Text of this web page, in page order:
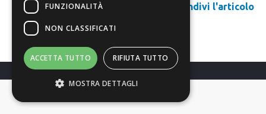
Condivi l'articolo
Richiedi Info
FUNZIONALITÀ
NON CLASSIFICATI
ACCETTA TUTTO RIFIUTA TUTTO
MOSTRA DETTAGLI